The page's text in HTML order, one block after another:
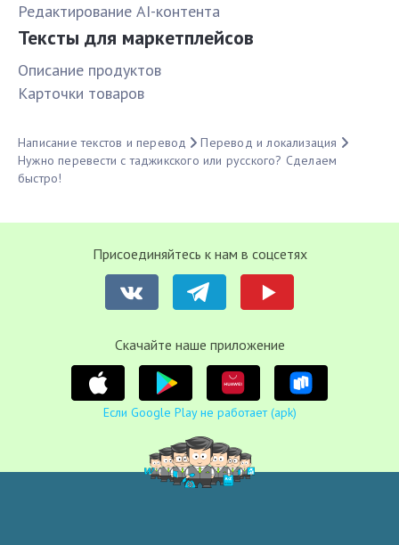
Редактирование AI-контента
Тексты для маркетплейсов
Описание продуктов
Карточки товаров
Написание текстов и перевод
Перевод и локализация
Нужно перевести с таджикского или русского? Сделаем
быстро!
Присоединяйтесь к нам в соцсетях
Cкачайте наше приложение
Если Google Play не работает (apk)